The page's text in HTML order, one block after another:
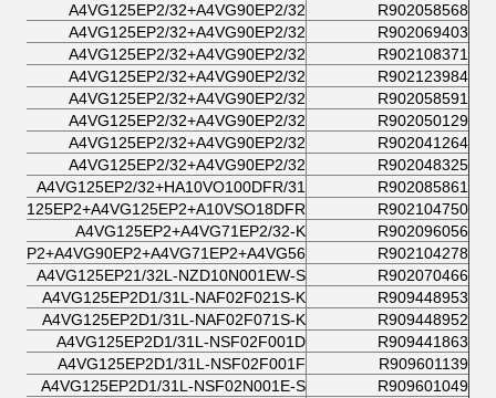
R902058568
A4VG125EP2/32+A4VG90EP2/32
R902069403
A4VG125EP2/32+A4VG90EP2/32
R902108371
A4VG125EP2/32+A4VG90EP2/32
R902123984
A4VG125EP2/32+A4VG90EP2/32
R902058591
A4VG125EP2/32+A4VG90EP2/32
R902050129
A4VG125EP2/32+A4VG90EP2/32
R902041264
A4VG125EP2/32+A4VG90EP2/32
R902048325
A4VG125EP2/32+A4VG90EP2/32
R902085861
A4VG125EP2/32+HA10VO100DFR/31
R902104750
R902096056
A4VG125EP2+A4VG71EP2/32-K
R902104278
R902070466
A4VG125EP21/32L-NZD10N001EW-S
R909448953
A4VG125EP2D1/31L-NAF02F021S-K
R909448952
A4VG125EP2D1/31L-NAF02F071S-K
R909441863
A4VG125EP2D1/31L-NSF02F001D
R909601139
A4VG125EP2D1/31L-NSF02F001F
R909601049
A4VG125EP2D1/31L-NSF02N001E-S